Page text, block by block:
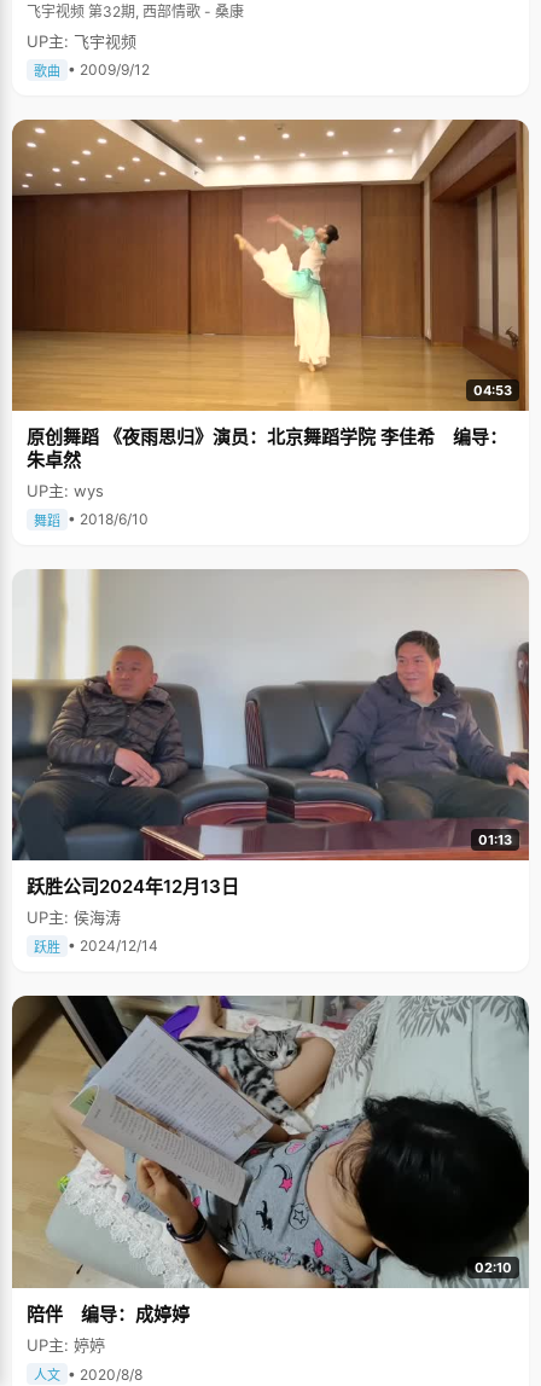
飞宇视频 第32期, 西部情歌 - 桑康
UP主: 飞宇视频
歌曲 • 2009/9/12
04:53
原创舞蹈 《夜雨思归》演员：北京舞蹈学院 李佳希 编导：
朱卓然
UP主: wys
舞蹈 • 2018/6/10
01:13
跃胜公司2024年12月13日
UP主: 侯海涛
跃胜 • 2024/12/14
02:10
陪伴 编导：成婷婷
UP主: 婷婷
人文 • 2020/8/8